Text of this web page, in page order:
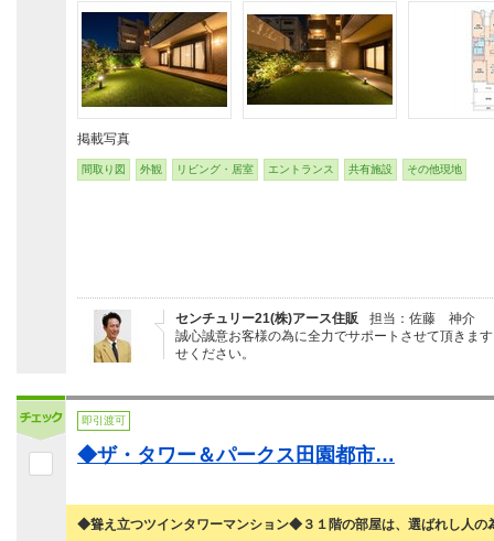
掲載写真
間取り図 外観 リビング・居室 エントランス 共有施設 その他現地
センチュリー21(株)アース住販
担当：佐藤 神介
誠心誠意お客様の為に全力でサポートさせて頂きま
せください。
即引渡可
◆ザ・タワー＆パークス田園都市…
◆聳え立つツインタワーマンション◆３１階の部屋は、選ばれし人の